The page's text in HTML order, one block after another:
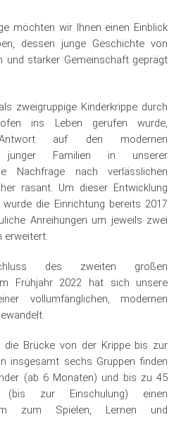
möchten wir Ihnen einen Einblick
dessen junge Geschichte von
und starker Gemeinschaft geprägt
zweigruppige Kinderkrippe durch
ins Leben gerufen wurde,
auf den modernen
junger Familien in unserer
Nachfrage nach verlässlichen
rasant. Um dieser Entwicklung
die Einrichtung bereits 2017
Anreihungen um jeweils zwei
erweitert.
des zweiten großen
Frühjahr 2022 hat sich unsere
vollumfänglichen, modernen
die Brücke von der Krippe bis zur
insgesamt sechs Gruppen finden
(ab 6 Monaten) und bis zu 45
(bis zur Einschulung) einen
zum Spielen, Lernen und